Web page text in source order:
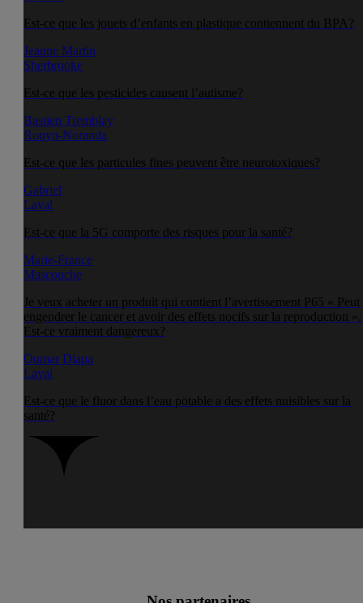
Est-ce que les jouets d’enfants en plastique contiennent du BPA?
Jeanne Martin
Sherbrooke
Est-ce que les pesticides causent l’autisme?
Bastien Tremblay
Rouyn-Noranda
Est-ce que les particules fines peuvent être neurotoxiques?
Gabriel
Laval
Est-ce que la 5G comporte des risques pour la santé?
Marie-France
Mascouche
Je veux acheter un produit qui contient l’avertissement P65 « Peut
engendrer le cancer et avoir des effets nocifs sur la reproduction ».
Est-ce vraiment dangereux?
Oumar Diapa
Laval
Est-ce que le fluor dans l’eau potable a des effets nuisibles sur la
santé?